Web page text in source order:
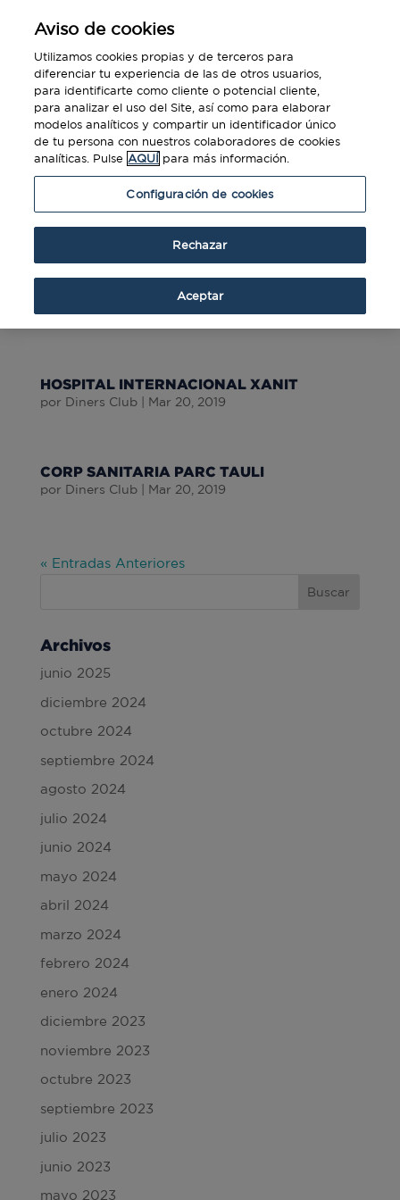
HOSPITAL QUIRON MARBELLA
por Diners Club|Mar 20, 2019
CLINICA BENIDORM
porDiners Club|Mar 20, 2019
HOSPITALES SANITAS
porDiners Club|Mar 20, 2019
HOSPITAL INTERNACIONAL XANIT
por Diners Club| Mar 20, 2019
CORP SANITARIA PARC TAULI
por Diners Club| Mar 20, 2019
« Entradas Anteriores
Archivos
junio 2025
diciembre 2024
octubre 2024
septiembre 2024
agosto 2024
julio 2024
junio 2024
mayo 2024
abril 2024
marzo 2024
febrero 2024
enero 2024
diciembre 2023
noviembre 2023
octubre 2023
septiembre 2023
julio 2023
junio 2023
mayo 2023
Aviso de cookies
Utilizamos cookies propias y de terceros para
diferenciar tu experiencia de las de otros usuarios,
para identificarte como cliente o potencial cliente,
para analizar el uso del Site, así como para elaborar
modelos analíticos y compartir un identificador único
de tu persona con nuestros colaboradores de cookies
analíticas. Pulse AQUÍ para más información.
Configuración de cookies
Rechazar
Aceptar